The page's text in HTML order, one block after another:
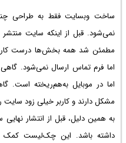
ساخت وبسایت فقط به طراحی
نمی‌شود. قبل از اینکه سایت منتشر
مطمئن شد همه بخش‌ها درست
اما فرم تماس ارسال نمی‌شود.
اما در موبایل به‌هم‌ریخته است.
مشکل دارند و کاربر خیلی زود سایت
به همین دلیل، قبل از انتشار
داشته باشد. این چک‌لیست کمک